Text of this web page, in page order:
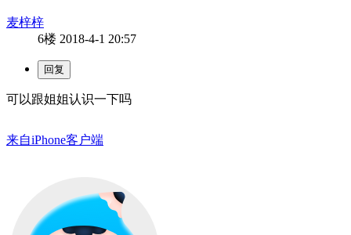
麦梓梓
6楼 2018-4-1 20:57
可以跟姐姐认识一下吗
来自iPhone客户端